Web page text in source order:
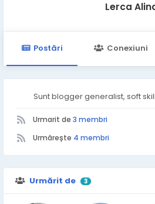
Lerca
Postări Conexiuni
Sunt blogger generalist, soft
Urmarit de 3 membri
Urmărește 4 membri
Urmărit de 3